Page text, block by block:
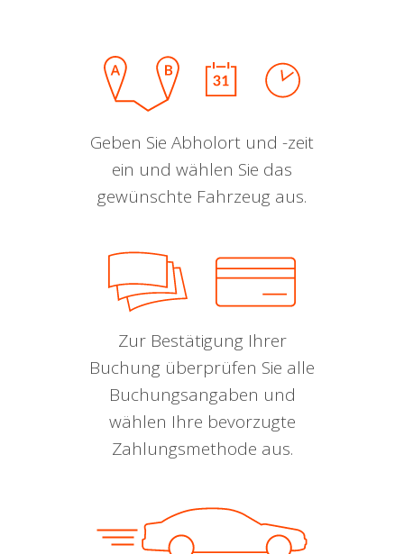
Geben Sie Abholort und -zeit
ein und wählen Sie das
gewünschte Fahrzeug aus.
Zur Bestätigung Ihrer
Buchung überprüfen Sie alle
Buchungsangaben und
wählen Ihre bevorzugte
Zahlungsmethode aus.